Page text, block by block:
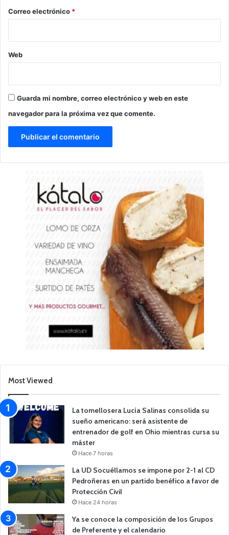
*
Correo electrónico *
Web
Guarda mi nombre, correo electrónico y web en este
navegador para la próxima vez que comente.
Most Viewed
La tomellosera Lucía Salinas consolida su
sueño americano: será asistente de
entrenador de golf en Ohio mientras cursa su
máster
Hace 7 horas
La UD Socuéllamos se impone por 2-1 al CD
Pedroñeras en un partido benéfico a favor de
Protección Civil
Hace 24 horas
Ya se conoce la composición de los Grupos
de Preferente y el calendario